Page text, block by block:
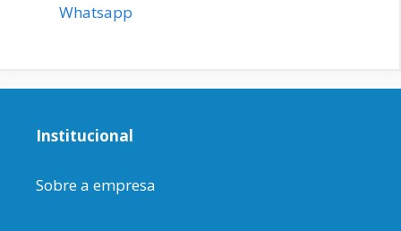
Whatsapp
Institucional
Sobre a empresa